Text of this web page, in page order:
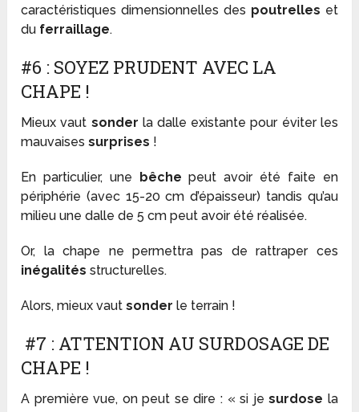
caractéristiques dimensionnelles des poutrelles et
du ferraillage.
#6 : SOYEZ PRUDENT AVEC LA
CHAPE !
Mieux vaut sonder la dalle existante pour éviter les
mauvaisessurprises !
En particulier, une bêche peut avoir été faite en
périphérie (avec 15-20 cm d’épaisseur) tandis qu’au
milieu une dalle de 5 cm peut avoir été réalisée.
Or, la chape ne permettra pas de rattraper ces
inégalités structurelles.
Alors, mieux vautsonder le terrain !
#7 : ATTENTION AU SURDOSAGE DE
CHAPE !
A première vue, on peut se dire : « si jesurdose la